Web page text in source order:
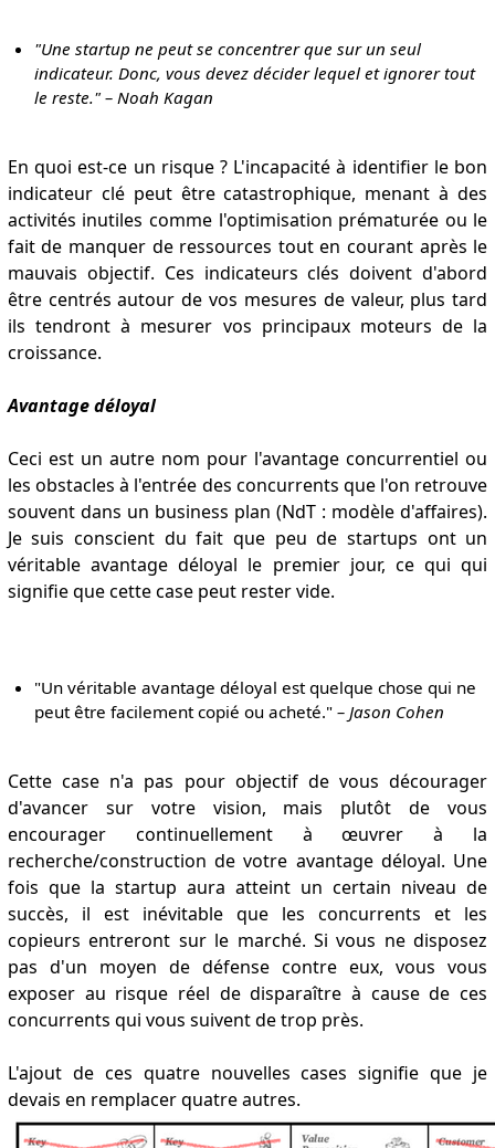
"Une startup ne peut se concentrer que sur un seul
indicateur. Donc, vous devez décider lequel et ignorer tout
le reste." – Noah Kagan
En quoi est-ce un risque ? L'incapacité à identifier le bon
indicateur clé peut être catastrophique, menant à des
activités inutiles comme l'optimisation prématurée ou le
fait de manquer de ressources tout en courant après le
mauvais objectif. Ces indicateurs clés doivent d'abord
être centrés autour de vos mesures de valeur, plus tard
ils tendront à mesurer vos principaux moteurs de la
croissance.
Avantage déloyal
Ceci est un autre nom pour l'avantage concurrentiel ou
les obstacles à l'entrée des concurrents que l'on retrouve
souvent dans un business plan (NdT : modèle d'affaires).
Je suis conscient du fait que peu de startups ont un
véritable avantage déloyal le premier jour, ce qui qui
signifie que cette case peut rester vide.
"Un véritable avantage déloyal est quelque chose qui ne
peut être facilement copié ou acheté."– Jason Cohen
Cette case n'a pas pour objectif de vous décourager
d'avancer sur votre vision, mais plutôt de vous
encourager continuellement à œuvrer à la
recherche/construction de votre avantage déloyal. Une
fois que la startup aura atteint un certain niveau de
succès, il est inévitable que les concurrents et les
copieurs entreront sur le marché. Si vous ne disposez
pas d'un moyen de défense contre eux, vous vous
exposer au risque réel de disparaître à cause de ces
concurrents qui vous suivent de trop près.
L'ajout de ces quatre nouvelles cases signifie que je
devais en remplacer quatre autres.